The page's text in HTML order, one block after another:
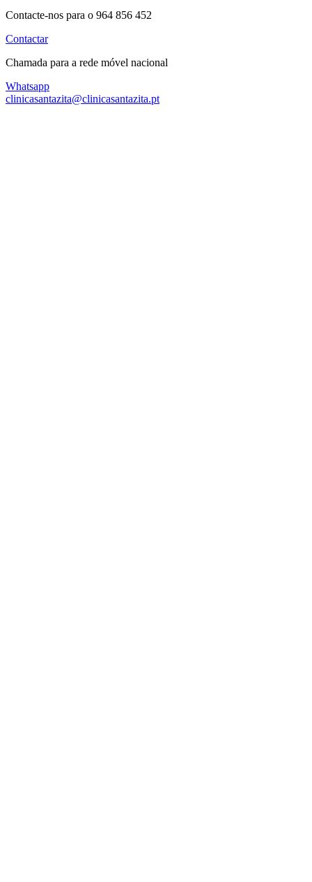
Contacte-nos para o 964 856 452
Contactar
Chamada para a rede móvel nacional
Whatsapp
clinicasantazita@clinicasantazita.pt